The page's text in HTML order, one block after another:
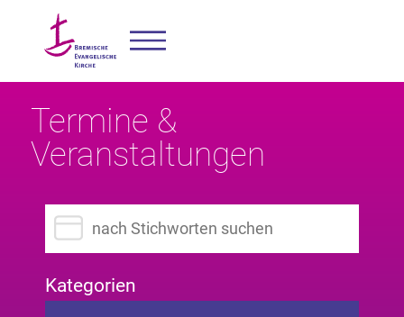
Termine &
Veranstaltungen
Suchbegriff eingeben
Kategorien